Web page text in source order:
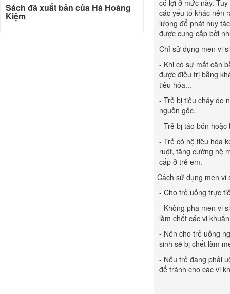
có lợi ở mức này.
các yếu tố khác nên
lượng để phát huy
được cung cấp bởi
Chỉ sử dụng men vi
- Khi có sự mất cân
được điều trị bằng
tiêu hóa...
- Trẻ bị tiêu chảy do
nguồn gốc.
- Trẻ bị táo bón
- Trẻ có hệ tiêu hóa
ruột, tăng cường hệ
cấp ở trẻ em.
Cách sử dụng men vi
- Cho trẻ uống trực
- Không pha men vi
làm chết các vi
- Nên cho trẻ uống
sinh sẽ bị chết làm
- Nếu trẻ đang phải
để tránh cho các vi
Sách đã xuất bản của Hà Hoàng
Kiệm